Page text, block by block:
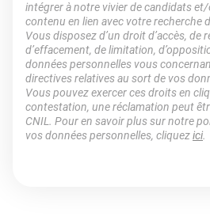
intégrer à notre vivier de candidats
contenu en lien avec votre recherche
Vous disposez d’un droit d’accès, de
d’effacement, de limitation,
données personnelles vous
directives relatives au sort de vos
Vous pouvez exercer ces droits en
contestation, une réclamation peut
CNIL. Pour en savoir plus sur notre
vos données personnelles, cliquezici.